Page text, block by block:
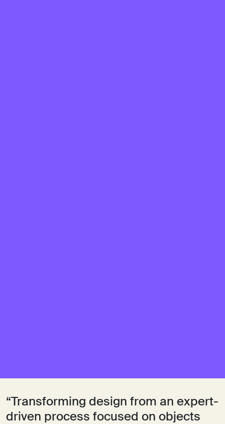
“Transforming design from an expert-
driven process focused on objects